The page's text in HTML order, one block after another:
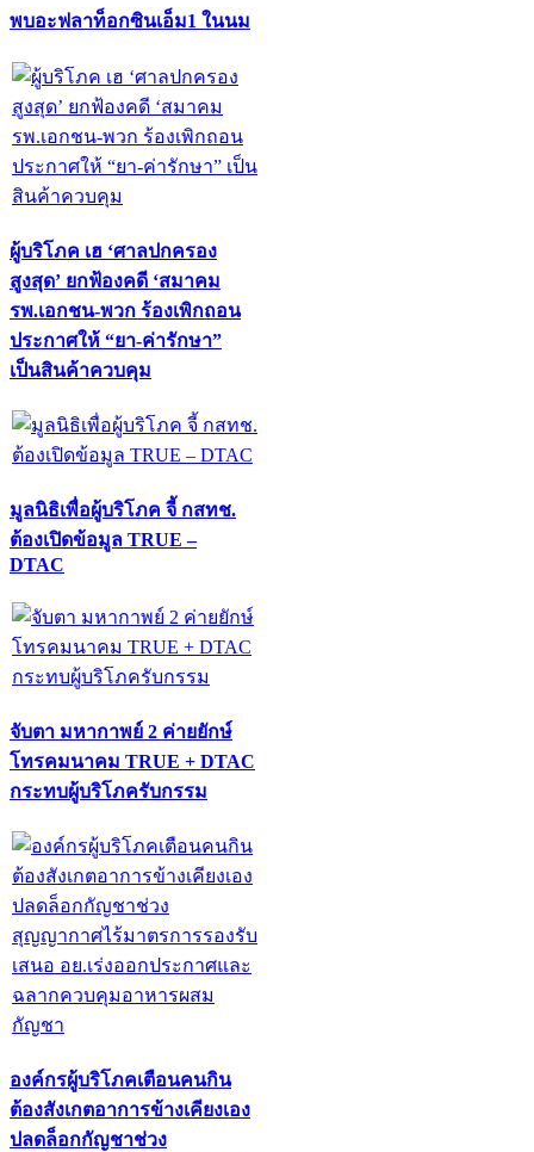
พบอะฟลาท็อกซินเอ็ม1 ในนม
ผู้บริโภค เฮ ‘ศาลปกครอง
สูงสุด’ ยกฟ้องคดี ‘สมาคม
รพ.เอกชน-พวก ร้องเพิกถอน
ประกาศให้ “ยา-ค่ารักษา”
เป็นสินค้าควบคุม
มูลนิธิเพื่อผู้บริโภค จี้ กสทช.
ต้องเปิดข้อมูล TRUE –
DTAC
จับตา มหากาพย์ 2 ค่ายยักษ์
โทรคมนาคม TRUE + DTAC
กระทบผู้บริโภครับกรรม
องค์กรผู้บริโภคเตือนคนกิน
ต้องสังเกตอาการข้างเคียงเอง
ปลดล็อกกัญชาช่วง